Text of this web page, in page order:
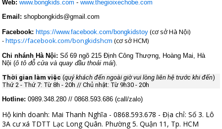
Web: www.bongkids.com -www.thegioixechobe.com
Email: shopbongkids@gmail.com
Facebook: https://www.facebook.com/bongkidstoy (cơ sở Hà Nội)
-https://facebook.com/bongkidshcm (cơ sở HCM)
Chi nhánh Hà Nội:Số 69 ngõ 215 Định Công Thượng, Hoàng Mai, Hà
Nội (ô tô đỗ cửa và quay đầu thoải mái).
Thời gian làm việc (quý khách đến ngoài giờ vui lòng liên hệ trước khi đến)
Thứ 2 - Thứ 7: Từ 8h - 20h //Chủ nhật: Từ 9h30 - 20h
Hotline:0989.348.280 // 0868.593.686 (call/zalo)
Hộ kinh doanh: Mai Thanh Nghĩa - 0868.593.678 - Địa chỉ: Số 3. Lô
3A cư xá TDTT Lạc Long Quân. Phường 5. Quận 11, Tp. HCM